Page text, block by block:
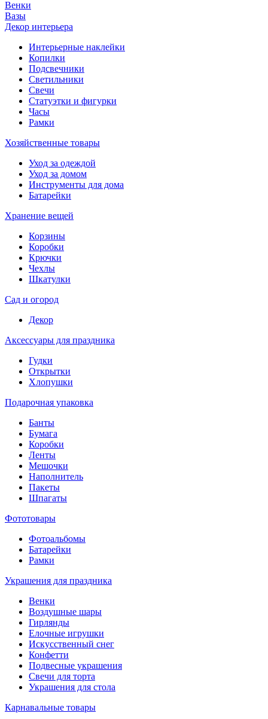
Венки
Вазы
Декор интерьера
Интерьерные наклейки
Копилки
Подсвечники
Светильники
Свечи
Статуэтки и фигурки
Часы
Рамки
Хозяйственные товары
Уход за одеждой
Уход за домом
Инструменты для дома
Батарейки
Хранение вещей
Корзины
Коробки
Крючки
Чехлы
Шкатулки
Сад и огород
Декор
Аксессуары для праздника
Гудки
Открытки
Хлопушки
Подарочная упаковка
Банты
Бумага
Коробки
Ленты
Мешочки
Наполнитель
Пакеты
Шпагаты
Фототовары
Фотоальбомы
Батарейки
Рамки
Украшения для праздника
Венки
Воздушные шары
Гирлянды
Елочные игрушки
Искусственный снег
Конфетти
Подвесные украшения
Свечи для торта
Украшения для стола
Карнавальные товары